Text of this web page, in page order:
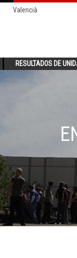
Valencià
RESULTADOS DE